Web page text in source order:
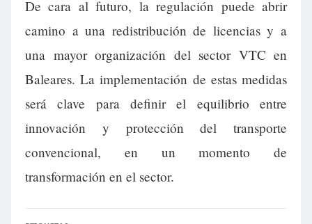
De cara al futuro, la regulación puede abrir
camino a una redistribución de licencias y a
una mayor organización del sector VTC en
Baleares. La implementación de estas medidas
será clave para definir el equilibrio entre
innovación y protección del transporte
convencional, en un momento de
transformación en el sector.